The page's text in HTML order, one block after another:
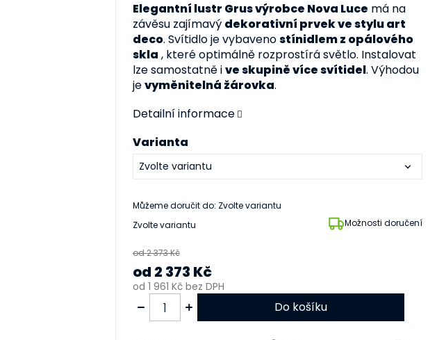
Zvolte variantu Možnosti doručení
Varianta
Můžeme doručit do: Zvolte variantu
Elegantní lustr Grus výrobce Nova Luce má na
závěsu zajímavý dekorativní prvek ve stylu art
deco. Svítidlo je vybavenostínidlem z opálového
skla , které optimálně rozprostírá světlo. Instalovat
lze samostatně ive skupině více svítidel. Výhodou
jevyměnitelná žárovka.
Detailní informace
od 2 373 Kč
od 2 373 Kč
od 1 961 Kčbez DPH
Do košíku